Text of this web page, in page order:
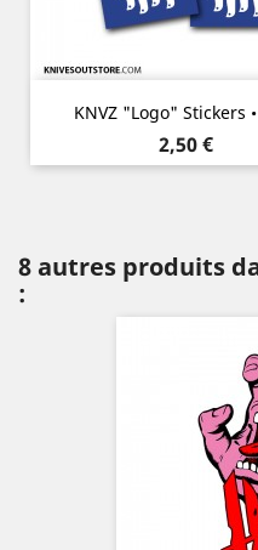
KNVZ "Logo" Stickers
Prix
2,50 €
8 autres produits
: